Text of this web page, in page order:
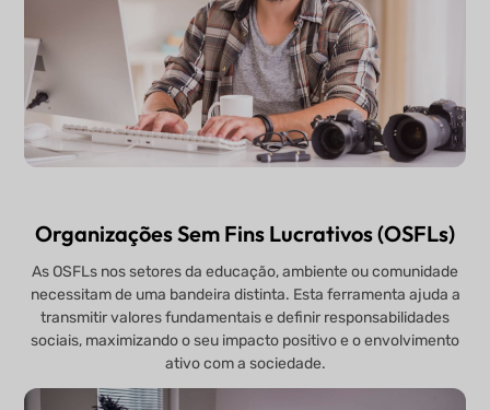
Organizações Sem Fins Lucrativos (OSFLs)
As OSFLs nos setores da educação, ambiente ou comunidade
necessitam de uma bandeira distinta. Esta ferramenta ajuda a
transmitir valores fundamentais e definir responsabilidades
sociais, maximizando o seu impacto positivo e o envolvimento
ativo com a sociedade.